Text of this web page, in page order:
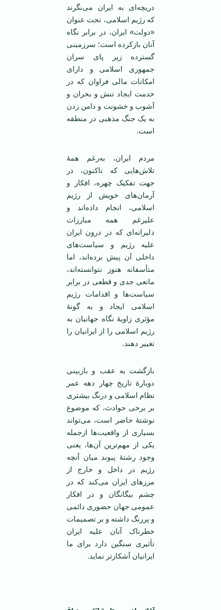
دریچه‌ای به ایران می‌نگرند
که رژیم اسلامی، تحت عنوان
«دولت» ایران، در برابر نگاه
آنان بازکرده است؛ سرزمینی
گسترده زیر پای سران
جمهوری اسلامی و دارای
امکانات مالی فراوان که در
خدمت ایجاد تنش و بحران و
آشوب و خشونت و دامن زدن
به یک جنگ مذهبی در منطقه
‌است.
مردم ایران، به‌رغم همۀ
تلاش‌هایی که تاکنون، در
جهت تفکیک چهره، افکار و
آرمان‌های خویش از رژیم
اسلامی، انجام داده‌اند و
علیرغم همه مبارزات
دلیرانه‌ای که در درون ایران
علیه رژیم و سیاست‌های
داخلی آن پیش برده‌اند، اما
متأسفانه هنوز نتوانسته‌اند،
مانعی جدی و قطعی در برابر
سیاست‌ها و اقدامات رژیم
اسلامی ایجاد و به گونۀ
مؤثری زاویۀ نگاه جهانیان به
رژیم اسلامی را از ایرانیان را
تغییر دهند.
بازگشت به عقب و بازبینی
دوبارۀ تاریخ چهار دهه عمر
نظام اسلامی و درنگ بیشتری
بر برخی حوادث، که موضوع
نوشتۀ حاضر است، می‌تواند
بسیاری از واقعیت‌ها ازجمله
یکی از مهم‌ترین آن‌ها، یعنی
وجود رشتۀ پیوند میان آنچه
رژیم در داخل و خارج از
مرزهای ایران می‌کند که در
چشم بیگانگان و در افکار
عمومی جهان حضوری دائمی
و پررنگ داشته و بر تصمیمات
خطرناک آنان علیه ایران
تأثیری سنگین دارد برای ما
ایرانیان آشکارتر نماید.